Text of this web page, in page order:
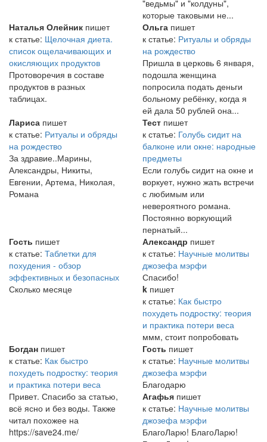
"ведьмы" и "колдуны",
которые таковыми не...
Наталья Олейник пишет
к статье: Щелочная диета.
список ощелачивающих и
окисляющих продуктов
Протоворечия в составе
продуктов в разных
таблицах.
Ольга пишет
к статье: Ритуалы и обряды
на рождество
Пришла в церковь 6 января,
подошла женщина
попросила подать деньги
больному ребёнку, когда я
ей дала 50 рублей она...
Лариса пишет
к статье: Ритуалы и обряды
на рождество
За здравие..Марины,
Александры, Никиты,
Евгении, Артема, Николая,
Романа
Тест пишет
к статье: Голубь сидит на
балконе или окне: народные
предметы
Если голубь сидит на окне и
воркует, нужно жать встречи
с любимым или
невероятного романа.
Постоянно воркующий
пернатый...
Гость пишет
к статье: Таблетки для
похудения - обзор
эффективных и безопасных
Сколько месяце
Александр пишет
к статье: Научные молитвы
джозефа мэрфи
Спасибо!
k пишет
к статье: Как быстро
похудеть подростку: теория
и практика потери веса
ммм, стоит попробовать
Богдан пишет
к статье: Как быстро
похудеть подростку: теория
и практика потери веса
Привет. Спасибо за статью,
всё ясно и без воды. Также
читал похожее на
https://save24.me/
Гость пишет
к статье: Научные молитвы
джозефа мэрфи
Благодарю
Агафья пишет
к статье: Научные молитвы
джозефа мэрфи
БлагоЛарю! БлагоЛарю!